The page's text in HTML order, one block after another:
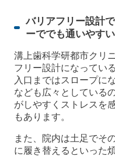
バリアフリー設計
ーででも通いやすい
溝上歯科学研都市クリ
フリー設計になってい
入口まではスロープに
なども広々としている
がしやすくストレスを
もあります。
また、院内は土足でそ
に履き替えるといった